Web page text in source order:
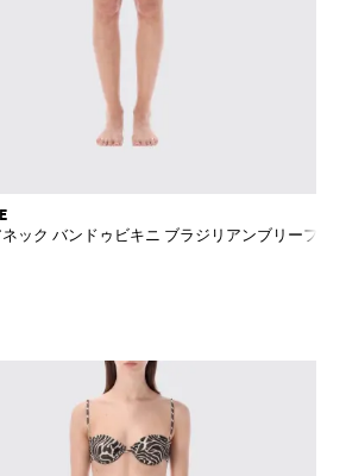
ック バンドゥビキニ ブラジリアンブリーフ